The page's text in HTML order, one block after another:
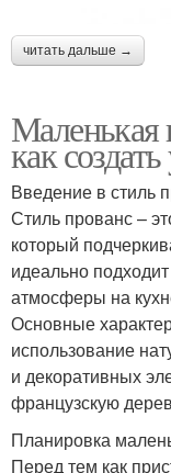
читать дальше →
Маленькая
как
Введение в стиль
Стиль прованс –
который
идеально
атмосферы на
Основные
использование
и декоративных
французскую
Планировка
Перед тем как